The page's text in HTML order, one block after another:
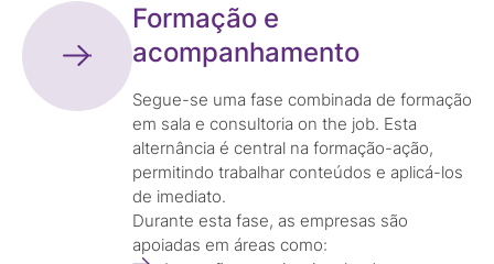
Formação e
acompanhamento
Segue-se uma fase combinada de formação
em sala e consultoria on the job. Esta
alternância é central na formação-ação,
permitindo trabalhar conteúdos e aplicá-los
de imediato.
Durante esta fase, as empresas são
apoiadas em áreas como: